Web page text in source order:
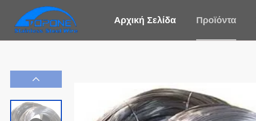
Αρχική Σελίδα Προϊόντα